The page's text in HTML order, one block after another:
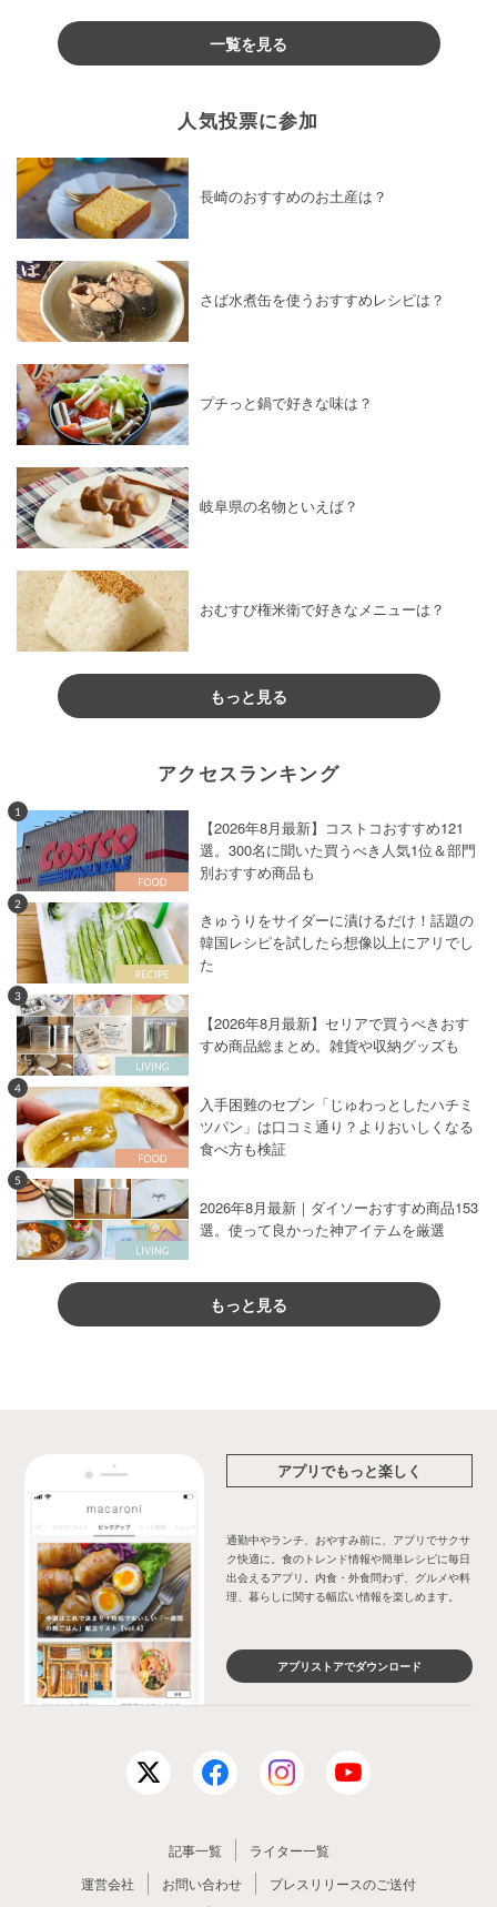
一覧を見る
人気投票に参加
長崎のおすすめのお土産は？
さば水煮缶を使うおすすめレシピは？
プチっと鍋で好きな味は？
岐阜県の名物といえば？
おむすび権米衛で好きなメニューは？
もっと見る
アクセスランキング
1
【2026年8月最新】コストコおすすめ121
選。300名に聞いた買うべき人気1位＆部門
別おすすめ商品も
2
きゅうりをサイダーに漬けるだけ！話題の
韓国レシピを試したら想像以上にアリでし
た
3
【2026年8月最新】セリアで買うべきおす
すめ商品総まとめ。雑貨や収納グッズも
4
入手困難のセブン「じゅわっとしたハチミ
ツパン」は口コミ通り？よりおいしくなる
食べ方も検証
5
2026年8月最新｜ダイソーおすすめ商品153
選。使って良かった神アイテムを厳選
もっと見る
アプリでもっと楽しく
通勤中やランチ、おやすみ前に、アプリでサクサ
ク快適に。食のトレンド情報や簡単レシピに毎日
出会えるアプリ。内食・外食問わず、グルメや料
理、暮らしに関する幅広い情報を楽しめます。
アプリストアでダウンロード
記事一覧
ライター一覧
運営会社
お問い合わせ プレスリリースのご送付